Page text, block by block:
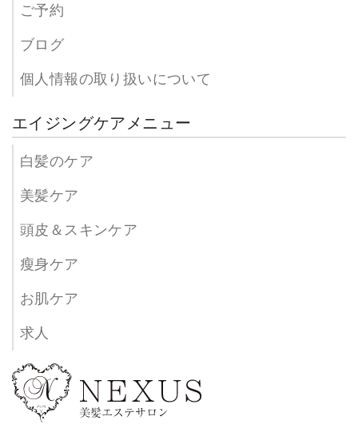
ご予約
ブログ
個人情報の取り扱いについて
エイジングケアメニュー
白髪のケア
美髪ケア
頭皮＆スキンケア
瘦身ケア
お肌ケア
求人